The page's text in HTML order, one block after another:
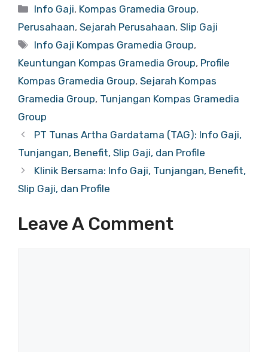
Categories
Info Gaji, Kompas Gramedia Group,
Perusahaan, Sejarah Perusahaan, Slip Gaji
Tags
Info Gaji Kompas Gramedia Group,
Keuntungan Kompas Gramedia Group, Profile
Kompas Gramedia Group, Sejarah Kompas
Gramedia Group, Tunjangan Kompas Gramedia
Group
PT Tunas Artha Gardatama (TAG): Info Gaji,
Tunjangan, Benefit, Slip Gaji, dan Profile
Klinik Bersama: Info Gaji, Tunjangan, Benefit,
Slip Gaji, dan Profile
Leave A Comment